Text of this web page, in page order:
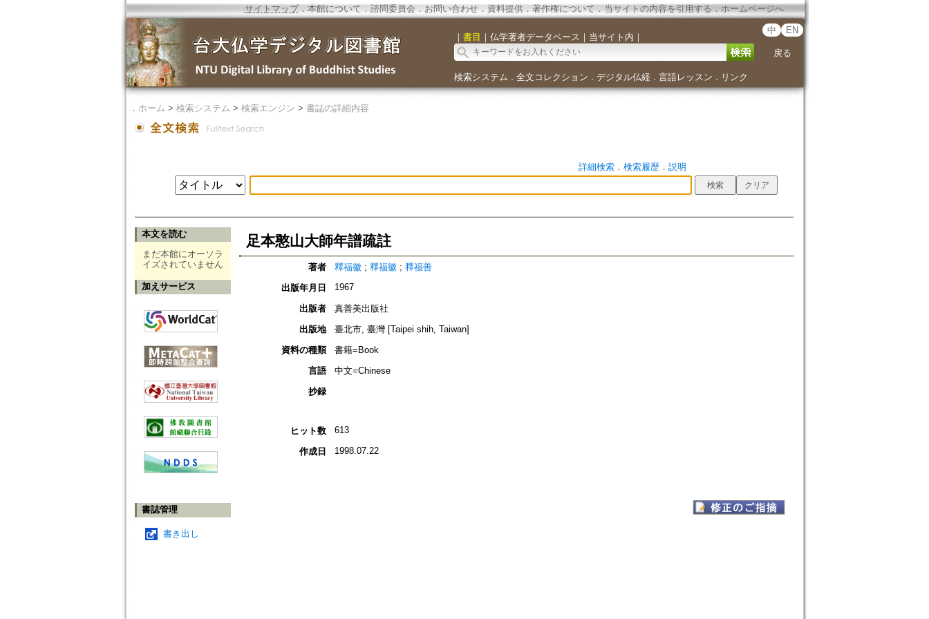
サイトマップ．本館について ． 諮問委員会． お問い合わせ． 資料提供． 著作権について．当サイトの内容を引用する ． ホームページへ
｜ 書目 ｜ 仏学著者データベース ｜ 当サイト内 ｜
中 EN
戻る
検索システム ． 全文コレクション ． デジタル仏経． 言語レッスン ． リンク
． ホーム > 検索システム > 検索エンジン > 書誌の詳細内容
詳細検索． 検索履歴． 説明
本文を読む
まだ本館にオーソラ
イズされていません
加えサービス
書誌管理
書き出し
足本憨山大師年譜疏註
著者 釋福徽; 釋福徽; 釋福善
出版年月日
1967
出版者
真善美出版社
出版地
臺北市, 臺灣 [Taipei shih, Taiwan]
資料の種類
書籍=Book
言語
中文=Chinese
抄録
ヒット数 613
作成日 1998.07.22